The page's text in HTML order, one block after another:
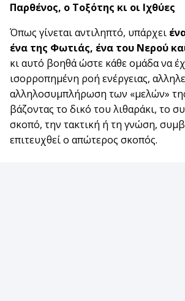
Παρθένος, ο Τοξότης κι οι Ιχθύες
Όπως γίνεται αντιληπτό, υπάρχει
ένα της Φωτιάς, ένα του Νερού
κι αυτό βοηθά ώστε κάθε ομάδα να
ισορροπημένη ροή ενέργειας,
αλληλοσυμπλήρωση των «μελών»
βάζοντας το δικό του λιθαράκι, το
σκοπό, την τακτική ή τη γνώση,
επιτευχθεί ο απώτερος σκοπός.